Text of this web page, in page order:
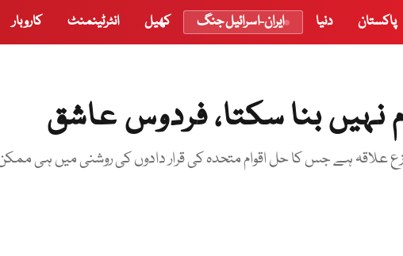
پاکستان دنیا ایران-اسرائیل جنگ کھیل انٹرٹینمنٹ کاروبار
بنا سکتا، فردوس عاشق
علاقہ ہے جس کا حل اقوام متحدہ کی قرار دادوں کی روشنی میں ہی